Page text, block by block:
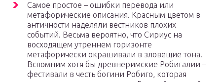
Самое простое – ошибки перевода или
метафорические описания. Красным цветом в
античности наделяли вестников плохих
событий. Весьма вероятно, что Сириус на
восходящем утреннем горизонте
метафорически окрашивали в зловещие тона.
Вспомним хотя бы древнеримские Робигалии –
фестивали в честь богини Робиго, которая